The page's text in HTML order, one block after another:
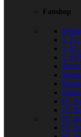
Fanshop
1.
1.
1.
FC
FC
FC
FC